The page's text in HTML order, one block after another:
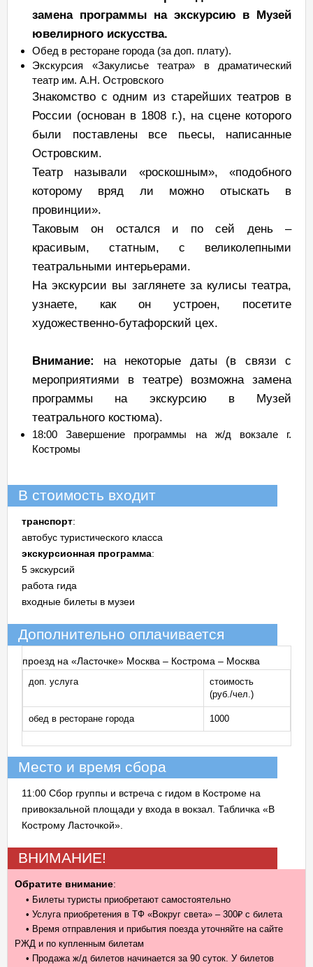
замена программы на экскурсию в Музей
ювелирного искусства.
Обед в ресторане города (за доп. плату).
Экскурсия «Закулисье театра» в драматический
театр им. А.Н. Островского
Знакомство с одним из старейших театров в
России (основан в 1808 г.), на сцене которого
были поставлены все пьесы, написанные
Островским.
Театр называли «роскошным», «подобного
которому вряд ли можно отыскать в
провинции».
Таковым он остался и по сей день –
красивым, статным, с великолепными
театральными интерьерами.
На экскурсии вы заглянете за кулисы театра,
узнаете, как он устроен, посетите
художественно-бутафорский цех.
Внимание: на некоторые даты (в связи с
мероприятиями в театре) возможна замена
программы на экскурсию в Музей
театрального костюма).
18:00 Завершение программы на ж/д вокзале г.
Костромы
В стоимость входит
транспорт:
автобус туристического класса
экскурсионная программа:
5 экскурсий
работа гида
входные билеты в музеи
Дополнительно оплачивается
проезд на «Ласточке» Москва – Кострома – Москва
доп. услуга
стоимость
(руб./чел.)
обед в ресторане города 1000
Место и время сбора
11:00 Сбор группы и встреча с гидом в Костроме на
привокзальной площади у входа в вокзал. Табличка «В
Кострому Ласточкой».
ВНИМАНИЕ!
Обратите внимание:
• Билеты туристы приобретают самостоятельно
• Услуга приобретения в ТФ «Вокруг света» – 300₽ с билета
• Время отправления и прибытия поезда уточняйте на сайте
РЖД и по купленным билетам
• Продажа ж/д билетов начинается за 90 суток. У билетов